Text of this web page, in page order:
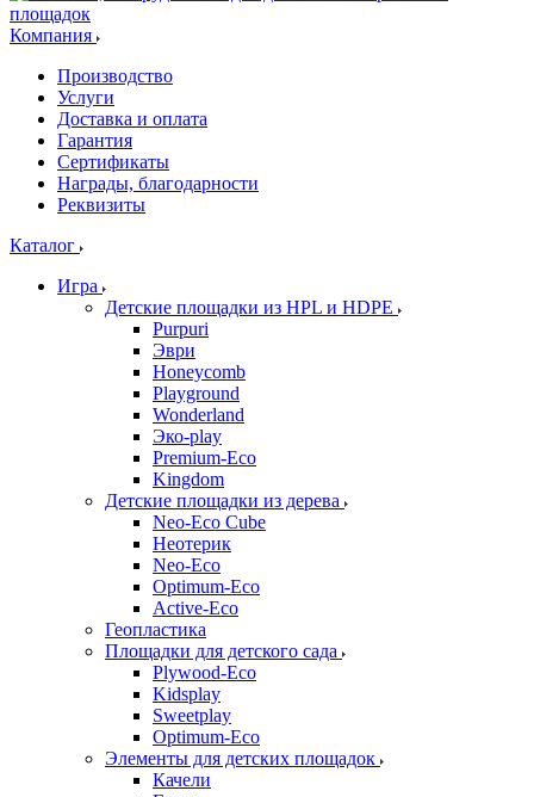
Компания
Производство
Услуги
Доставка и оплата
Гарантия
Сертификаты
Награды, благодарности
Реквизиты
Каталог
Игра
Детские площадки из HPL и HDPE
Purpuri
Эври
Honeycomb
Playground
Wonderland
Эко-play
Premium-Eco
Kingdom
Детские площадки из дерева
Neo-Eco Cube
Неотерик
Neo-Eco
Оptimum-Еco
Active-Eco
Геопластика
Площадки для детского сада
Plywood-Eco
Kidsplay
Sweetplay
Оptimum-Еco
Элементы для детских площадок
Качели